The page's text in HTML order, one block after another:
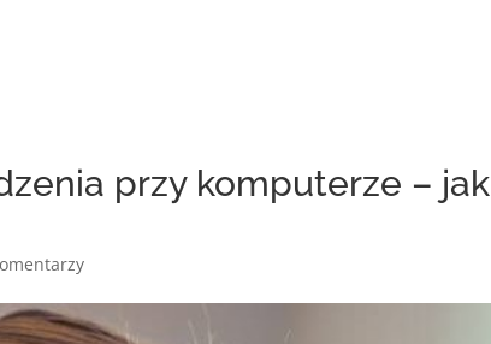
przy komputerze – jak